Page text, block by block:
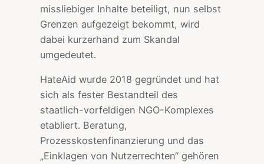
missliebiger Inhalte beteiligt, nun selbst
Grenzen aufgezeigt bekommt, wird
dabei kurzerhand zum Skandal
umgedeutet.
HateAid wurde 2018 gegründet und hat
sich als fester Bestandteil des
staatlich-vorfeldigen NGO-Komplexes
etabliert. Beratung,
Prozesskostenfinanzierung und das
„Einklagen von Nutzerrechten“ gehören